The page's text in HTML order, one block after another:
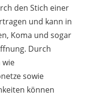
den Stich einer
und kann in
Koma und sogar
Durch
wie
sowie
können